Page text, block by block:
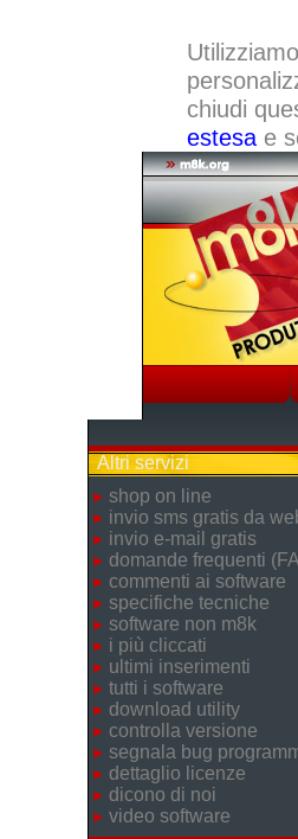
chiudi
estesae
Altri servizi
shop on line
invio sms gratis da
invio e-mail gratis
domande frequenti
commenti ai software
specifiche tecniche
software non m8k
i più cliccati
ultimi inserimenti
tutti i software
download utility
controlla versione
segnala bug
dettaglio licenze
dicono di noi
video software